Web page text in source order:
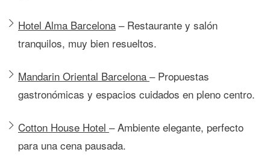
Hotel Alma Barcelona – Restaurante y salón
tranquilos, muy bien resueltos.
Mandarin Oriental Barcelona – Propuestas
gastronómicas y espacios cuidados en pleno centro.
Cotton House Hotel – Ambiente elegante, perfecto
para una cena pausada.